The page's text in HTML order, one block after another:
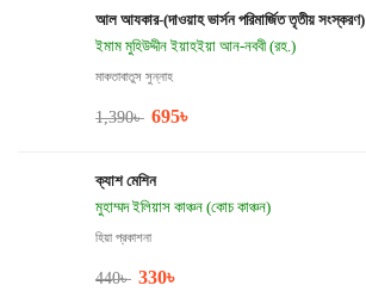
আল আযকার-(দাওয়াহ ভার্সন পরিমার্জিত তৃতীয় সংস্করণ)
ইমাম মুহিউদ্দীন ইয়াহইয়া আন-নববী (রহ.)
মাকতাবাতুস সুন্নাহ
1,390৳ 695৳
ক্যাশ মেশিন
মুহাম্মদ ইলিয়াস কাঞ্চন (কোচ কাঞ্চন)
হিয়া প্রকাশনা
440৳ 330৳